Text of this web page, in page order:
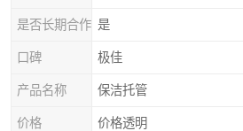
是否长期合作 是
口碑 极佳
产品名称 保洁托管
价格 价格透明